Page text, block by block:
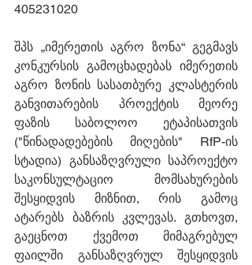
405231020
შპს „იმერეთის აგრო ზონა“ გეგმავს
კონკურსის გამოცხადებას იმერეთის
აგრო ზონის სასათბურე კლასტერის
განვითარების პროექტის მეორე
ფაზის საბოლოო ეტაპისათვის
("წინადადებების მიღების" RfP-ის
სტადია) განსაზღვრული საპროექტო
საკონსულტაციო მომსახურების
შესყიდვის მიზნით, რის გამოც
ატარებს ბაზრის კვლევას. გთხოვთ,
გაეცნოთ ქვემოთ მიმაგრებულ
ფაილში განსაზღვრულ შესყიდვის